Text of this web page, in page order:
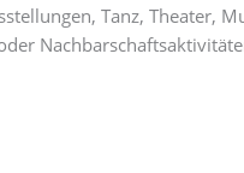
Tanz, Theater,